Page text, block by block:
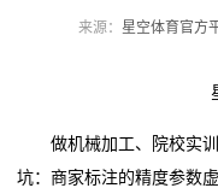
来源： 星空体育官方
做机械加工、院校实训
坑：商家标注的精度参数